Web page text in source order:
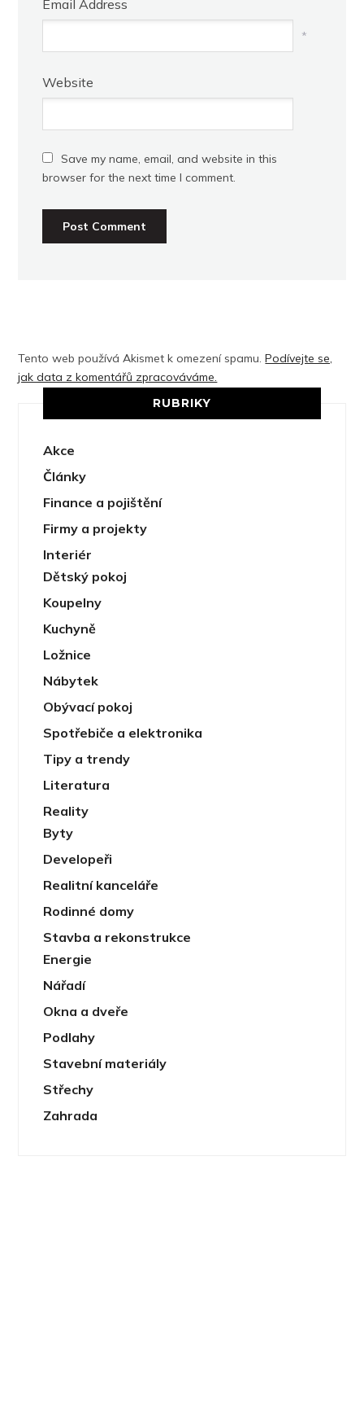
Email Address
*
Website
Save my name, email, and website in this
browser for the next time I comment.
Tento web používá Akismet k omezení spamu.Podívejte se,
jak data z komentářů zpracováváme.
RUBRIKY
Akce
Články
Finance a pojištění
Firmy a projekty
Interiér
Dětský pokoj
Koupelny
Kuchyně
Ložnice
Nábytek
Obývací pokoj
Spotřebiče a elektronika
Tipy a trendy
Literatura
Reality
Byty
Developeři
Realitní kanceláře
Rodinné domy
Stavba a rekonstrukce
Energie
Nářadí
Okna a dveře
Podlahy
Stavební materiály
Střechy
Zahrada